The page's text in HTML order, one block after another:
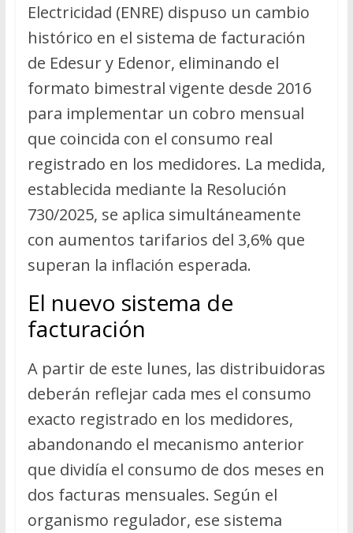
Electricidad (ENRE) dispuso un cambio
histórico en el sistema de facturación
de Edesur y Edenor, eliminando el
formato bimestral vigente desde 2016
para implementar un cobro mensual
que coincida con el consumo real
registrado en los medidores. La medida,
establecida mediante la Resolución
730/2025, se aplica simultáneamente
con aumentos tarifarios del 3,6% que
superan la inflación esperada.
El nuevo sistema de
facturación
A partir de este lunes, las distribuidoras
deberán reflejar cada mes el consumo
exacto registrado en los medidores,
abandonando el mecanismo anterior
que dividía el consumo de dos meses en
dos facturas mensuales. Según el
organismo regulador, ese sistema